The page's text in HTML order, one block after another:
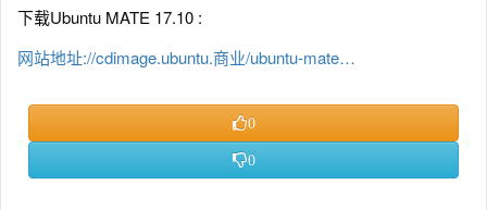
下载Ubuntu MATE 17.10 :
网站地址://cdimage.ubuntu.商业/ubuntu-mate…
0
0